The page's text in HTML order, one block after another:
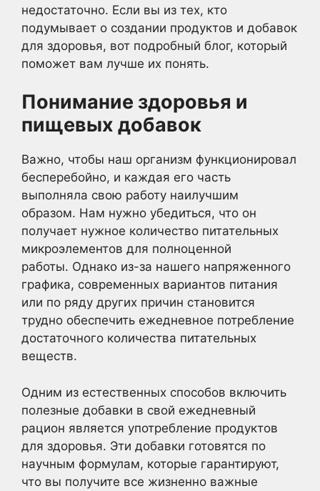
недостаточно. Если вы из тех, кто
подумывает о создании продуктов и добавок
для здоровья, вот подробный блог, который
поможет вам лучше их понять.
Понимание здоровья и
пищевых добавок
Важно, чтобы наш организм функционировал
бесперебойно, и каждая его часть
выполняла свою работу наилучшим
образом. Нам нужно убедиться, что он
получает нужное количество питательных
микроэлементов для полноценной
работы. Однако из-за нашего напряженного
графика, современных вариантов питания
или по ряду других причин становится
трудно обеспечить ежедневное потребление
достаточного количества питательных
веществ.
Одним из естественных способов включить
полезные добавки в свой ежедневный
рацион является употребление продуктов
для здоровья. Эти добавки готовятся по
научным формулам, которые гарантируют,
что вы получите все жизненно важные